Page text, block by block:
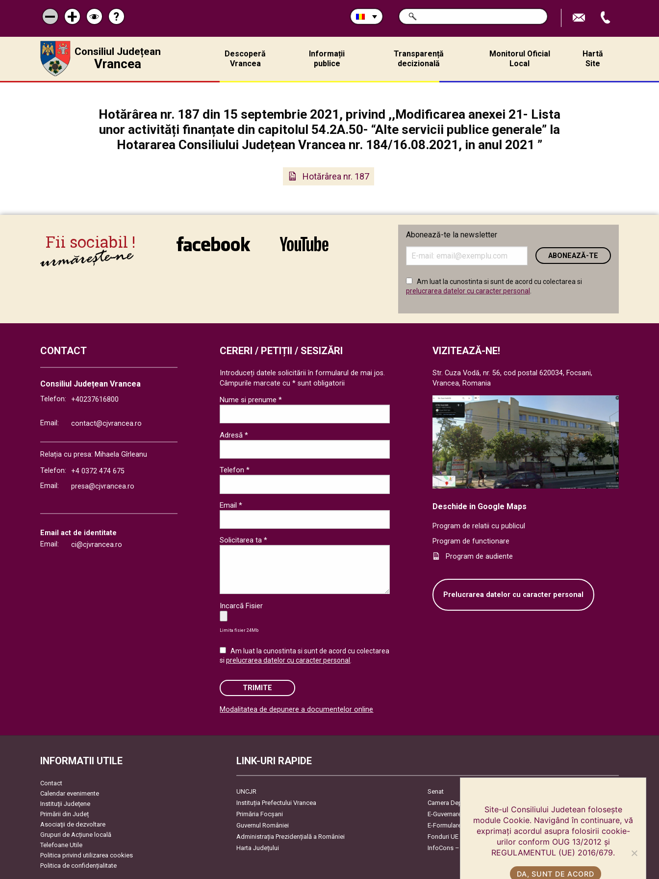
Micșorează
scrisul
Mărește
scrisul
Schimbă
contrastul
Pagina
de
ajutor
?
Caută
în
CAUTĂ
Consiliul Județean
Vrancea
Descoperă
Vrancea
Informații
publice
Transparență
decizională
Monitorul Oficial
Local
Hartă
Site
Hotărârea nr. 187 din 15 septembrie 2021, privind ,,Modificarea anexei 21- Lista
unor activități finanțate din capitolul 54.2A.50- “Alte servicii publice generale” la
Hotararea Consiliului Județean Vrancea nr. 184/16.08.2021, in anul 2021 ”
Hotărârea nr. 187
Abonează-te la newsletter
adresa
email
în
câmpul
Am luat la cunostinta si sunt de acord cu colectarea si
prelucrarea datelor cu caracter personal .
CONTACT
Consiliul Județean Vrancea
Telefon: +40237616800
Email: contact@cjvrancea.ro
Relația cu presa: Mihaela Gîrleanu
Telefon:
+4 0372 474 675
Email:
presa@cjvrancea.ro
Email act de identitate
Email:
ci@cjvrancea.ro
VIZITEAZĂ-NE!
Str. Cuza Vodă, nr. 56, cod postal 620034, Focsani,
Vrancea, Romania
Deschide in Google Maps
Program de relatii cu publicul
Program de functionare
Program de audiente
Prelucrarea datelor cu caracter personal
CERERI / PETIȚII / SESIZĂRI
Introduceți datele solicitării în formularul de mai jos.
Câmpurile marcate cu * sunt obligatorii
Nume si prenume *
Adresă *
Telefon *
Email *
Solicitarea ta *
Incarcă Fisier
Limita fisier 24Mb
Am luat la cunostinta si sunt de acord cu colectarea
siprelucrarea datelor cu caracter personal.
TRIMITE
Modalitatea de depunere a documentelor online
INFORMATII UTILE
Contact
Calendar evenimente
Instituţii Judeţene
Primării din Județ
Asociaţii de dezvoltare
Grupuri de Acțiune locală
Telefoane Utile
Politica privind utilizarea cookies
Politica de confidențialitate
LINK-URI RAPIDE
UNCJR
Senat
Instituția Prefectului Vrancea
Camera Deputaților
Primăria Focşani
E-Guvernare
Guvernul României
E-Formulare
Administrația Prezidențială a României
Fonduri UE
Harta Județului
InfoCons – Protecția Consumatorilor
Site-ul Consiliului Judetean folosește
module Cookie. Navigând în continuare, vă
exprimați acordul asupra folosirii cookie-
urilor conform OUG 13/2012 și
REGULAMENTUL (UE) 2016/679.
DA, SUNT DE ACORD